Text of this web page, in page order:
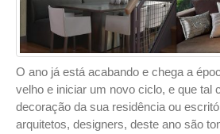
O ano já está acabando e chega a
velho e iniciar um novo ciclo, e que tal
decoração da sua residência ou
arquitetos, designers, deste ano são